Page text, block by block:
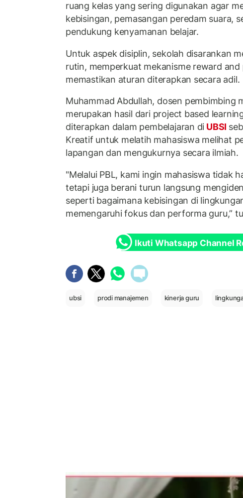
ruang kelas yang sering digunakan agar
kebisingan, pemasangan peredam suara,
pendukung kenyamanan belajar.
Untuk aspek disiplin, sekolah disarankan
rutin, memperkuat mekanisme reward
memastikan aturan diterapkan secara adil.
Muhammad Abdullah, dosen pembimbing
merupakan hasil dari project based
diterapkan dalam pembelajaran di UBSI
Kreatif untuk melatih mahasiswa melihat
lapangan dan mengukurnya secara ilmiah.
"Melalui PBL, kami ingin mahasiswa tidak
tetapi juga berani turun langsung
seperti bagaimana kebisingan di
memengaruhi fokus dan performa guru,”
Ikuti Whatsapp Channel
ubsi prodi manajemen kinerja guru